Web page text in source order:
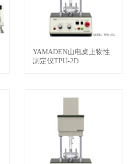
查看详情
YAMADEN山电桌上物性
测定仪TPU-2D